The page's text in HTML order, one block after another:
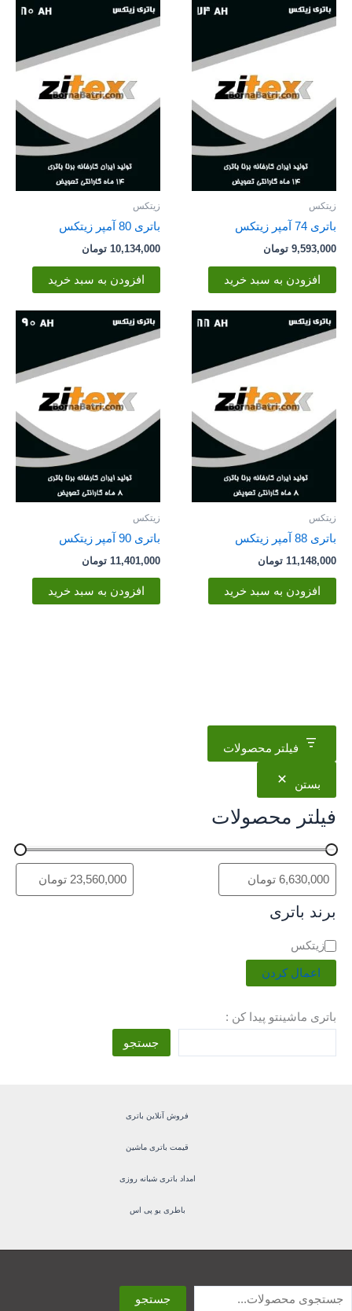
فیلتر محصولات
بستن
فیلتر محصولات
برند باتری
د
ت
ه
زیتکس
اعمال کردن
باتری ماشینتو پیدا کن :
جستجو
زیتکس
باتری 74 آمپر زیتکس
9,593,000 تومان
افزودن به سبد خرید
زیتکس
باتری 80 آمپر زیتکس
10,134,000 تومان
افزودن به سبد خرید
زیتکس
باتری 88 آمپر زیتکس
11,148,000 تومان
افزودن به سبد خرید
زیتکس
باتری 90 آمپر زیتکس
11,401,000 تومان
افزودن به سبد خرید
فروش آنلاین باتری
قیمت باتری ماشین
امداد باتری شبانه روزی
باطری یو پی اس
جستجو